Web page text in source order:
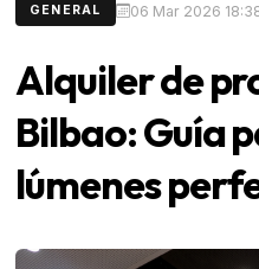
GENERAL 06 Mar 2026
Alquiler de
Bilbao: Guía
lúmenes